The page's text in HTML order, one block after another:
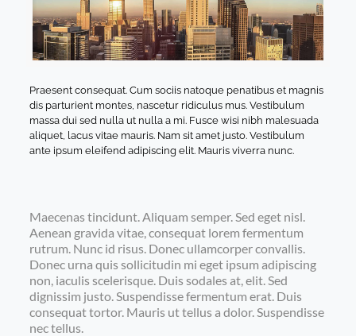
Praesent consequat. Cum sociis natoque penatibus et magnis
dis parturient montes, nascetur ridiculus mus. Vestibulum
massa dui sed nulla ut nulla a mi. Fusce wisi nibh malesuada
aliquet, lacus vitae mauris. Nam sit amet justo. Vestibulum
ante ipsum eleifend adipiscing elit. Mauris viverra nunc.
Maecenas tincidunt. Aliquam semper. Sed eget nisl.
Aenean gravida vitae, consequat lorem fermentum
rutrum. Nunc id risus. Donec ullamcorper convallis.
Donec urna quis sollicitudin mi eget ipsum adipiscing
non, iaculis scelerisque. Duis sodales at, elit. Sed
dignissim justo. Suspendisse fermentum erat. Duis
consequat tortor. Mauris ut tellus a dolor. Suspendisse
nec tellus.